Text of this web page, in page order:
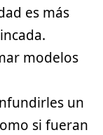
es más
modelos
un
si fueran